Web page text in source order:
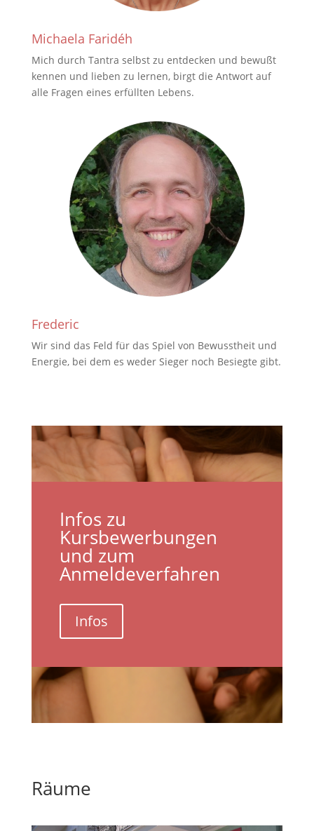
Michaela Faridéh
Mich durch Tantra selbst zu entdecken und bewußt
kennen und lieben zu lernen, birgt die Antwort auf
alle Fragen eines erfüllten Lebens.
Frederic
Wir sind das Feld für das Spiel von Bewusstheit und
Energie, bei dem es weder Sieger noch Besiegte gibt.
Infos zu
Kursbewerbungen
und zum
Anmeldeverfahren
Infos
Räume